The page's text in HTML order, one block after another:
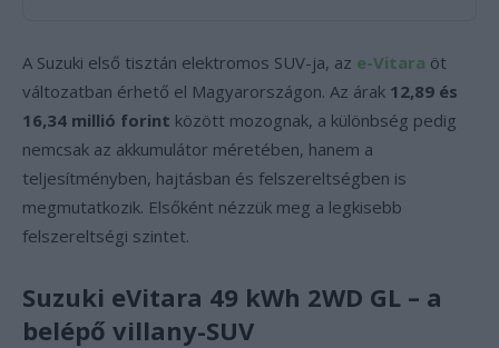
A Suzuki első tisztán elektromos SUV-ja, az e-Vitara öt
változatban érhető el Magyarországon. Az árak 12,89 és
16,34 millió forint között mozognak, a különbség pedig
nemcsak az akkumulátor méretében, hanem a
teljesítményben, hajtásban és felszereltségben is
megmutatkozik. Elsőként nézzük meg a legkisebb
felszereltségi szintet.
Suzuki eVitara 49 kWh 2WD GL – a
belépő villany-SUV